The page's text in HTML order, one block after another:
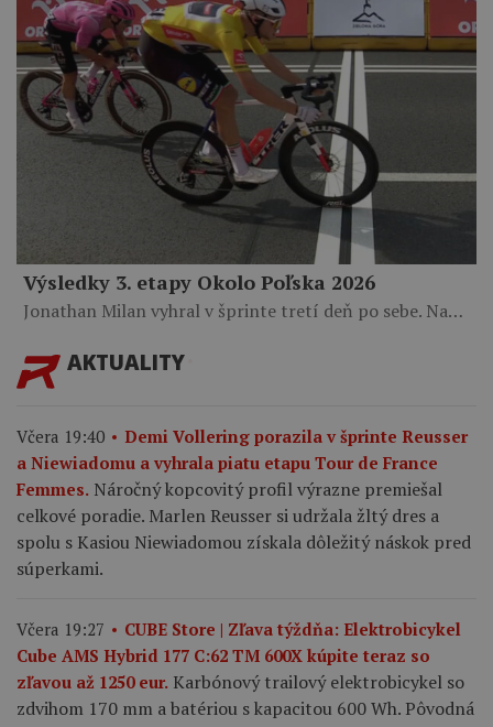
Výsledky 3. etapy Okolo Poľska 2026
Jonathan Milan vyhral v šprinte tretí deň po sebe. Na…
AKTUALITY
Včera 19:40
Demi Vollering porazila v šprinte Reusser
a Niewiadomu a vyhrala piatu etapu Tour de France
Femmes. Náročný kopcovitý profil výrazne premiešal
celkové poradie. Marlen Reusser si udržala žltý dres a
spolu s Kasiou Niewiadomou získala dôležitý náskok pred
súperkami.
Včera 19:27
CUBE Store | Zľava týždňa: Elektrobicykel
Cube AMS Hybrid 177 C:62 TM 600X kúpite teraz so
zľavou až 1250 eur. Karbónový trailový elektrobicykel so
zdvihom 170 mm a batériou s kapacitou 600 Wh. Pôvodná